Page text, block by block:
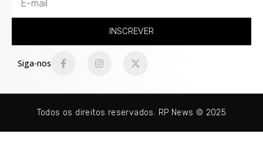
INSCREVER
Siga-nos
Todos os direitos reservados. RP News © 2025